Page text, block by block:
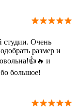
студии. Очень
размер и
и
большое!